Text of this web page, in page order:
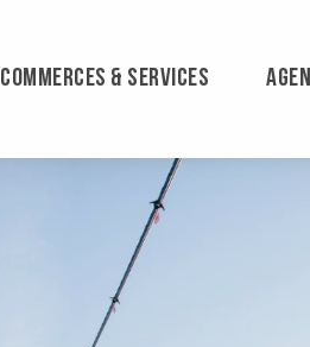
COMMERCES & SERVICES